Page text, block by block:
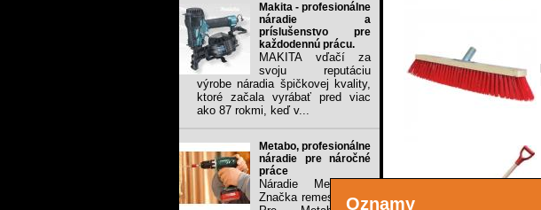
Oznamy
Makita - profesionálne
náradie a
príslušenstvo pre
každodennú prácu.
MAKITA vďačí za
svoju reputáciu
výrobe náradia špičkovej kvality,
ktoré začala vyrábať pred viac
ako 87 rokmi, keď v...
Metabo, profesionálne
náradie pre náročné
práce
Náradie Metabo -
Značka remeselníkov